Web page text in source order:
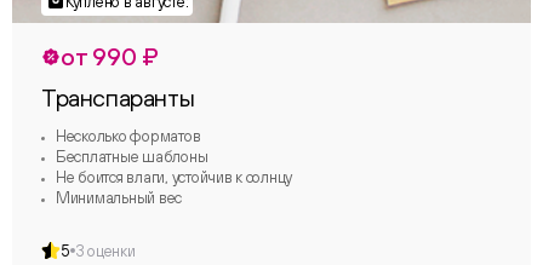
от 990 ₽
Транспаранты
Несколько форматов
Бесплатные шаблоны
Не боится влаги, устойчив к солнцу
Минимальный вес
5 3 оценки